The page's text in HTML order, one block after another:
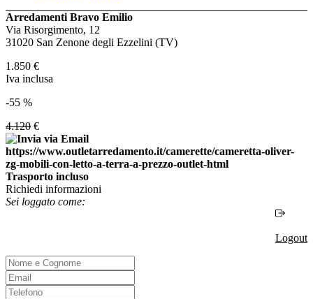
Arredamenti Bravo Emilio
Via Risorgimento, 12
31020 San Zenone degli Ezzelini (TV)
1.850 €
Iva inclusa
-55 %
4.120 €
Trasporto incluso
Richiedi informazioni
Sei loggato come:
Logout